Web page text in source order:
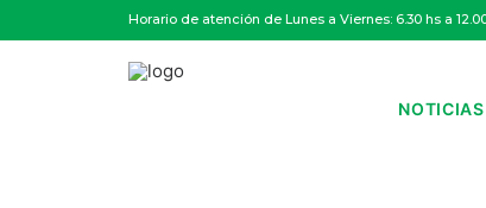
Horario de atención de Lunes a Viernes: 6.30 hs a
NOTICIAS